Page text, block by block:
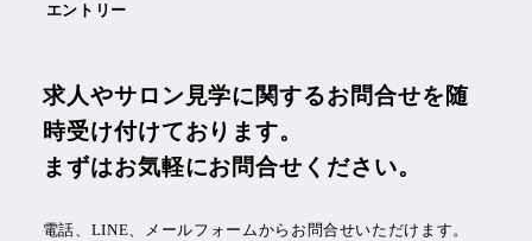
エントリー
求人やサロン見学に関するお問合せを随
時受け付けております。
まずはお気軽にお問合せください。
電話、LINE、メールフォームからお問合せいただけます。